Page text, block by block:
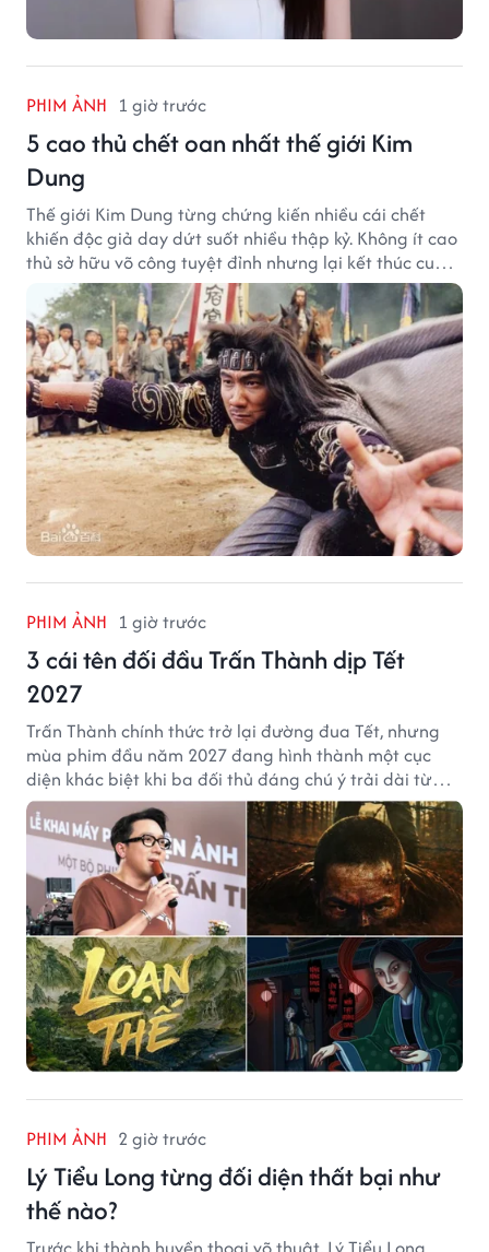
PHIM ẢNH 1 giờ trước
5 cao thủ chết oan nhất thế giới Kim
Dung
Thế giới Kim Dung từng chứng kiến nhiều cái chết
khiến độc giả day dứt suốt nhiều thập kỷ. Không ít cao
thủ sở hữu võ công tuyệt đỉnh nhưng lại kết thúc cuộc
đời trong hoàn cảnh đầy tiếc nuối.
PHIM ẢNH 1 giờ trước
3 cái tên đối đầu Trấn Thành dịp Tết
2027
Trấn Thành chính thức trở lại đường đua Tết, nhưng
mùa phim đầu năm 2027 đang hình thành một cục
diện khác biệt khi ba đối thủ đáng chú ý trải dài từ
chiến tranh, võ hiệp đến kinh dị cung đấu.
PHIM ẢNH 2 giờ trước
Lý Tiểu Long từng đối diện thất bại như
thế nào?